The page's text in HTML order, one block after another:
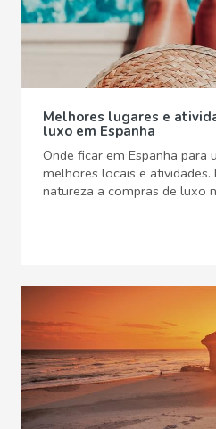
Melhores lugares e
luxo em Espanha
Onde ficar em Espanha para
melhores locais e atividades.
natureza a compras de luxo